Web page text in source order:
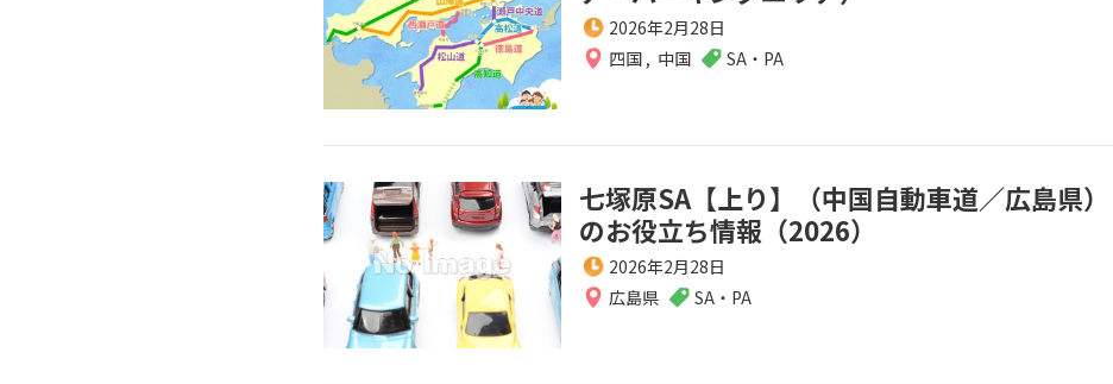
2026年2月28日
四国 , 中国 SA・PA
七塚原SA【上り】（中国自動車道／広島県）
のお役立ち情報（2026）
2026年2月28日
広島県
SA・PA